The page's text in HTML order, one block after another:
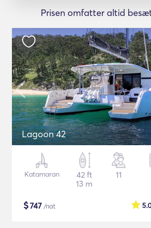
Prisen omfatter altid
Lagoon 42
Katamaran
42 ft
13 m
11
$747 /nat